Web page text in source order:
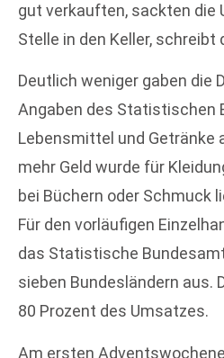
gut verkauften, sackten die
Stelle in den Keller, schreibt
Deutlich weniger gaben die
Angaben des Statistischen
Lebensmittel und Getränke
mehr Geld wurde für
bei Büchern oder Schmuck
Für den vorläufigen
das Statistische
sieben Bundesländern aus.
80 Prozent des Umsatzes.
Am ersten